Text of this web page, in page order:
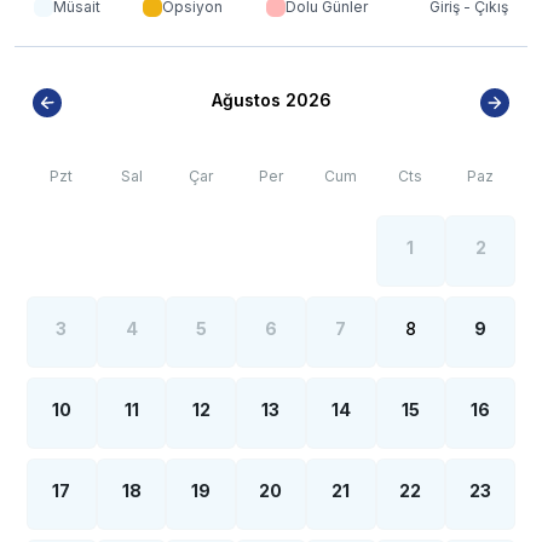
görülebilmektedir.
Müsait Opsiyon Dolu Günler Giriş - Çıkış
Ağustos 2026
Pzt Sal Çar Per Cum Cts Paz
1 2
3 4 5 6 7 8 9
10 11 12 13 14 15 16
17 18 19 20 21 22 23